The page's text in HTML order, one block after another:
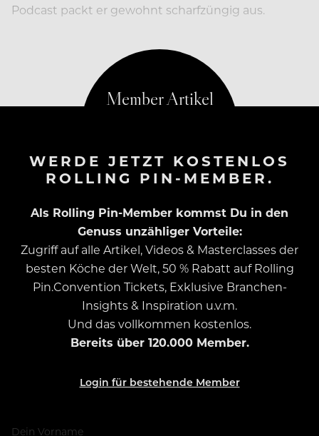
Podcast packt er gewohnt scharfzüngig aus.
WERDE JETZT KOSTENLOS
ROLLING PIN-MEMBER.
Als Rolling Pin-Member kommst Du in den
Genuss unzähliger Vorteile:
Zugriff auf alle Artikel, Videos & Masterclasses der
besten Köche der Welt, 50 % Rabatt auf Rolling
Pin.Convention Tickets, Exklusive Branchen-
Insights & Inspiration u.v.m.
Und das vollkommen kostenlos.
Bereits über 120.000 Member.
Login für bestehende Member
Dein Vorname